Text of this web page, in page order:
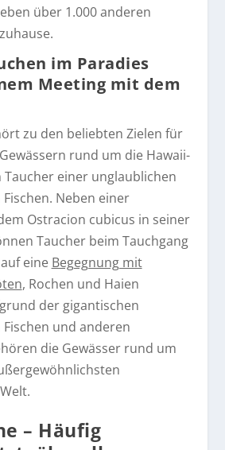
über 1.000 anderen
im Paradies
Meeting mit dem
zu den beliebten Zielen für
rund um die Hawaii-
Taucher einer unglaublichen
Neben einer
Ostracion cubicus in seiner
Taucher beim Tauchgang
eine Begegnung mit
, Rochen und Haien
der gigantischen
und anderen
die Gewässer rund um
– Häufig